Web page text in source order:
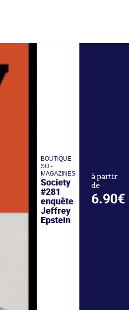
BOUTIQUE
SO -
MAGAZINES
Society
#281
enquête
Jeffrey
Epstein
à partir
de
6.90€